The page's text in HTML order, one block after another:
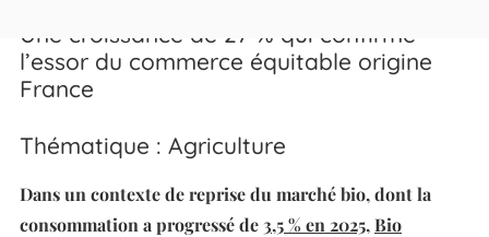
Une croissance de 27 % qui confirme
l’essor du commerce équitable origine
France
Thématique : Agriculture
Dans un contexte de reprise du marché bio, dont la
consommation a progressé de3,5 % en 2025,Bio